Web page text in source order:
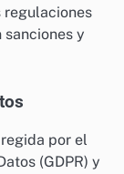
regulaciones
y
por el
(GDPR) y